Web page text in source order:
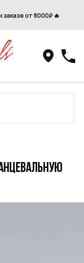
от 8000₽ 🔥